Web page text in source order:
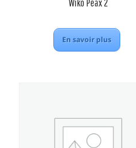
Wiko Peax 2
En savoir plus